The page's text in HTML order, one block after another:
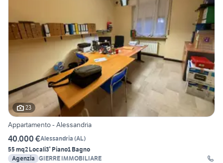
23
Appartamento - Alessandria
40.000 €Alessandria (AL)
55 mq2 Locali3° Piano1 Bagno
Agenzia GIERRE IMMOBILIARE